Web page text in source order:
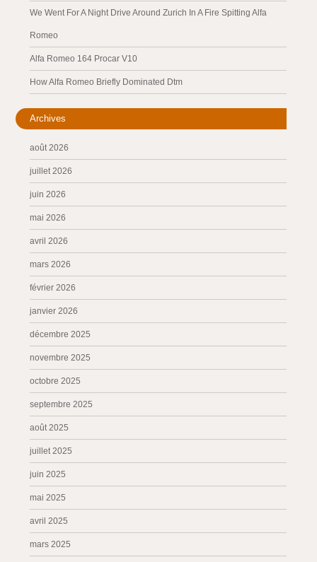
We Went For A Night Drive Around Zurich In A Fire Spitting Alfa
Romeo
Alfa Romeo 164 Procar V10
How Alfa Romeo Briefly Dominated Dtm
Archives
août 2026
juillet 2026
juin 2026
mai 2026
avril 2026
mars 2026
février 2026
janvier 2026
décembre 2025
novembre 2025
octobre 2025
septembre 2025
août 2025
juillet 2025
juin 2025
mai 2025
avril 2025
mars 2025